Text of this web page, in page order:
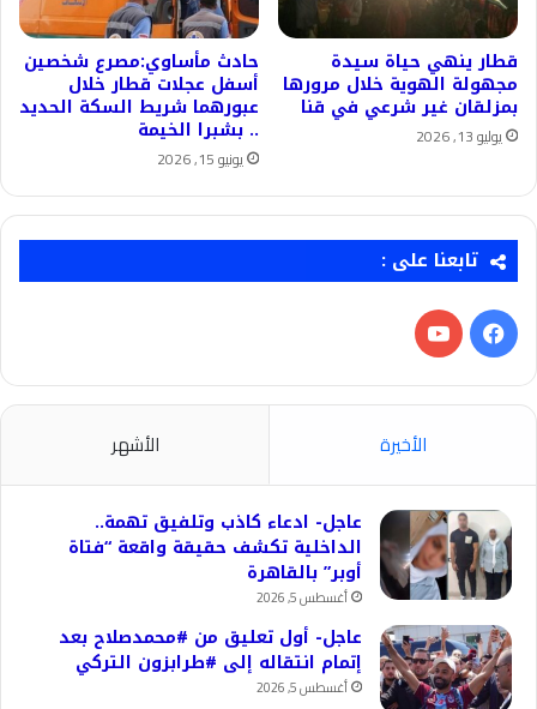
قطار ينهي حياة سيدة
مجهولة الهوية خلال مرورها
بمزلقان غير شرعي في قنا
يوليو 13, 2026
حادث مأساوي:مصرع شخصين
أسفل عجلات قطار خلال
عبورهما شريط السكة الحديد
.. بشبرا الخيمة
يونيو 15, 2026
تابعنا على :
فيسبوك‫YouTube
الأخيرة الأشهر
عاجل- ادعاء كاذب وتلفيق تهمة..
الداخلية تكشف حقيقة واقعة “فتاة
أوبر” بالقاهرة
أغسطس 5, 2026
عاجل- أول تعليق من #محمدصلاح بعد
إتمام انتقاله إلى #طرابزون التركي
أغسطس 5, 2026